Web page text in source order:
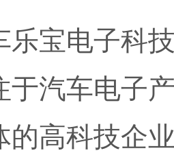
乐宝电子科
于汽车电子
的高科技企